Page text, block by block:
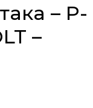
– P-
–